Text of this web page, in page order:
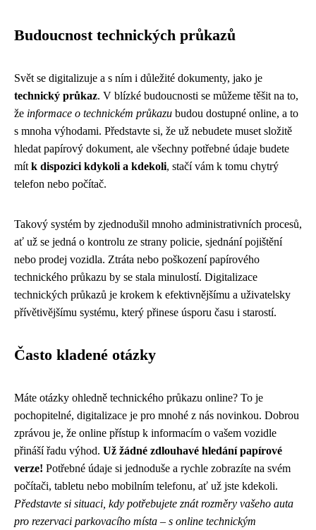
Budoucnost technických průkazů
Svět se digitalizuje a s ním i důležité dokumenty, jako je
technický průkaz. V blízké budoucnosti se můžeme těšit na to,
že informace o technickém průkazu budou dostupné online, a to
s mnoha výhodami. Představte si, že už nebudete muset složitě
hledat papírový dokument, ale všechny potřebné údaje budete
mít k dispozici kdykoli a kdekoli, stačí vám k tomu chytrý
telefon nebo počítač.
Takový systém by zjednodušil mnoho administrativních procesů,
ať už se jedná o kontrolu ze strany policie, sjednání pojištění
nebo prodej vozidla. Ztráta nebo poškození papírového
technického průkazu by se stala minulostí. Digitalizace
technických průkazů je krokem k efektivnějšímu a uživatelsky
přívětivějšímu systému, který přinese úsporu času i starostí.
Často kladené otázky
Máte otázky ohledně technického průkazu online? To je
pochopitelné, digitalizace je pro mnohé z nás novinkou. Dobrou
zprávou je, že online přístup k informacím o vašem vozidle
přináší řadu výhod. Už žádné zdlouhavé hledání papírové
verze! Potřebné údaje si jednoduše a rychle zobrazíte na svém
počítači, tabletu nebo mobilním telefonu, ať už jste kdekoli.
Představte si situaci, kdy potřebujete znát rozměry vašeho auta
pro rezervaci parkovacího místa – s online technickým